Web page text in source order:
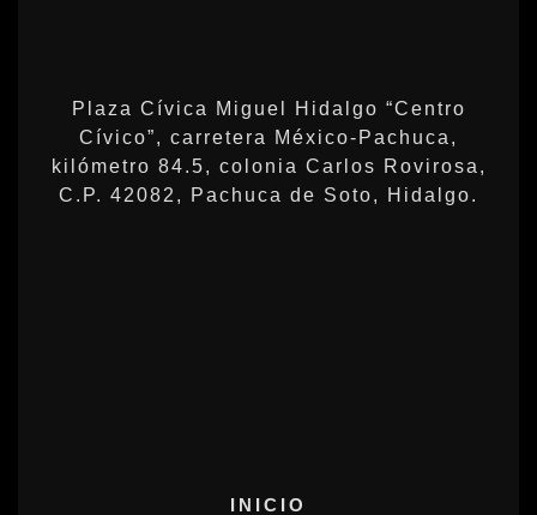
Plaza Cívica Miguel Hidalgo “Centro
Cívico”, carretera México-Pachuca,
kilómetro 84.5, colonia Carlos Rovirosa,
C.P. 42082, Pachuca de Soto, Hidalgo.
INICIO